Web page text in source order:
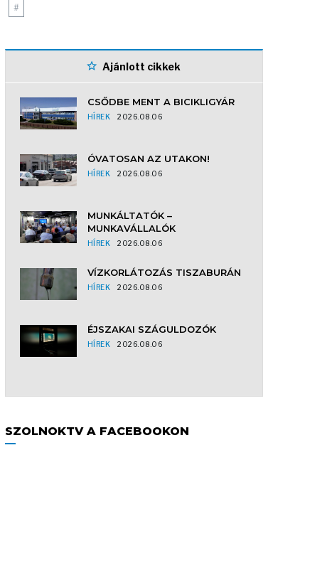
#
Ajánlott cikkek
CSŐDBE MENT A BICIKLIGYÁR
HÍREK 2026.08.06
ÓVATOSAN AZ UTAKON!
HÍREK 2026.08.06
MUNKÁLTATÓK –
MUNKAVÁLLALÓK
HÍREK 2026.08.06
VÍZKORLÁTOZÁS TISZABURÁN
HÍREK 2026.08.06
ÉJSZAKAI SZÁGULDOZÓK
HÍREK 2026.08.06
SZOLNOKTV A FACEBOOKON